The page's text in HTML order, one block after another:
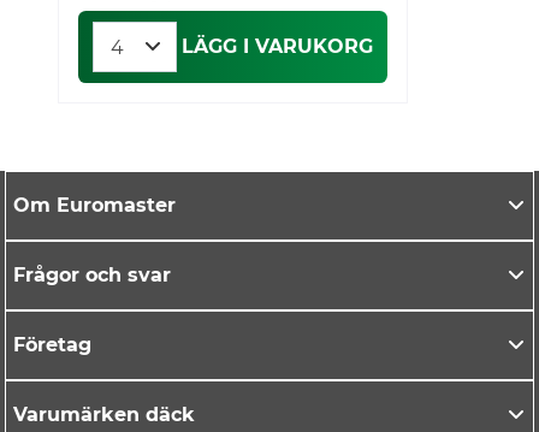
LÄGG I VARUKORG
Om Euromaster
Frågor och svar
Företag
Varumärken däck